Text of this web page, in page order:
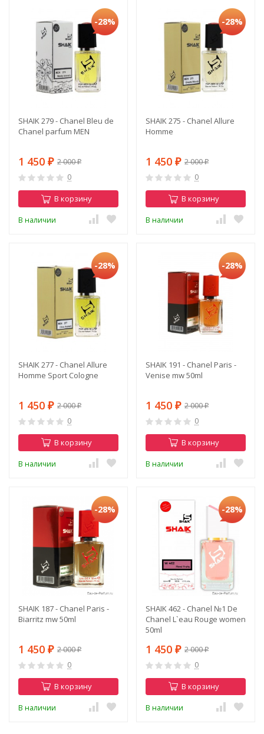
-28%
SHAIK 279 - Chanel Bleu de
Chanel parfum MEN
1 450 ₽ 2 000₽
0
В корзину
В наличии
-28%
SHAIK 275 - Chanel Allure
Homme
1 450 ₽ 2 000₽
0
В корзину
В наличии
-28%
SHAIK 277 - Chanel Allure
Homme Sport Cologne
1 450 ₽ 2 000₽
0
В корзину
В наличии
-28%
SHAIK 191 - Chanel Paris -
Venise mw 50ml
1 450 ₽ 2 000₽
0
В корзину
В наличии
-28%
SHAIK 187 - Chanel Paris -
Biarritz mw 50ml
1 450 ₽ 2 000₽
0
В корзину
В наличии
-28%
SHAIK 462 - Chanel №1 De
Chanel L`eau Rouge women
50ml
1 450 ₽ 2 000₽
0
В корзину
В наличии